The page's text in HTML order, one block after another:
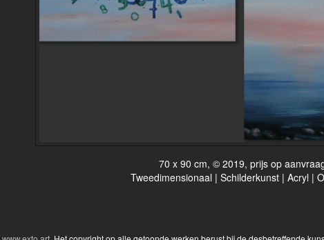
70 x 90 cm, © 2019, prijs op
Tweedimensionaal | Schilderkunst | Acryl |